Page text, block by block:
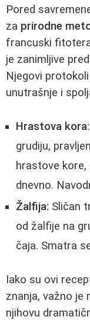
Pored
za prirodne
francuski
je zanimljive
Njegovi
unutrašnje i
Hrastova kora:
grudiju,
hrastove kore,
dnevno.
Žalfija: Sličan
od žalfije na
čaja. Smatra
Iako su ovi
znanja, važno je
njihovu